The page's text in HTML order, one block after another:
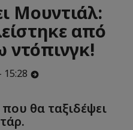
Μουντιάλ:
από
ντόπινγκ!
θα ταξιδέψει